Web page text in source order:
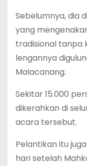
Sebelumnya, dia
yang
tradisional tanpa
lengannya
Malacanang.
Sekitar 15.000
dikerahkan di
acara tersebut.
Pelantikan itu
hari setelah